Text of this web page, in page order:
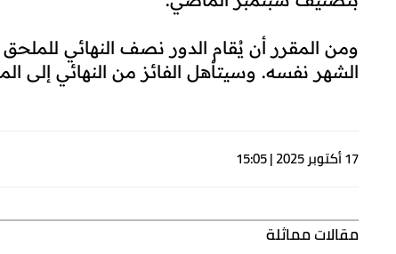
الشهر نفسه. وسيتأهل الفائز من النهائي إلى
17 أكتوبر 2025 | 15:05
مقالات مماثلة